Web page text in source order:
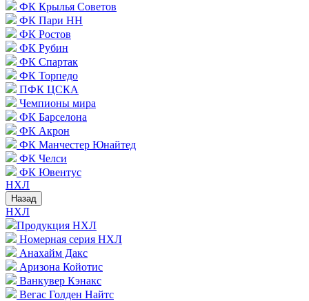
ФК Крылья Советов
ФК Пари НН
ФК Ростов
ФК Рубин
ФК Спартак
ФК Торпедо
ПФК ЦСКА
Чемпионы мира
ФК Барселона
ФК Акрон
ФК Манчестер Юнайтед
ФК Челси
ФК Ювентус
НХЛ
Назад
НХЛ
Продукция НХЛ
Номерная серия НХЛ
Анахайм Дакс
Аризона Койотис
Ванкувер Кэнакс
Вегас Голден Найтс